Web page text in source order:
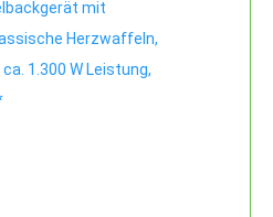
mit
Herzwaffeln,
1.300 W Leistung,